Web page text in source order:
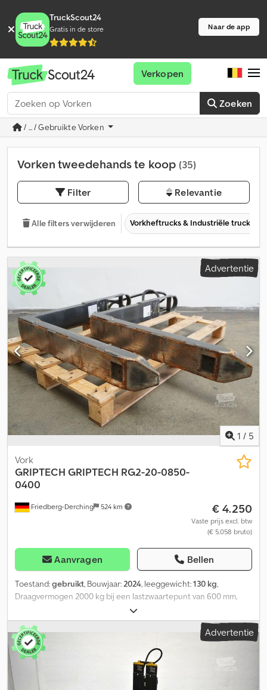
TruckScout24
Gratis in de store Naar de app
Zoeken
Verkopen
/ ... / Gebruikte Vorken
Vorken tweedehands te koop (35)
Filter Relevantie
Alle filters verwijderen Vorkheftrucks & Industriële trucks
Advertentie
1 / 5
Friedberg-Derching 524 km
Vork
GRIPTECH GRIPTECH RG2-20-0850-
0400
€ 4.250
Vaste prijs excl. btw
(€ 5.058 bruto)
Aanvragen Bellen
Toestand:gebruikt, Bouwjaar:2024, leeggewicht:130 kg,
Draagvermogen 2000 kg bij een lastzwaartepunt van 600 mm,
lengte vorken: 860 mm, ophanging: FEM2A, eigen zwaartepunt:
415 mm, gebruikte telescopische vorken GRIPTECH RG2-20 met
slangen, inclusief magnetische strip en beschermbeugel FEM II A,
basislengte 850 mm, uitschuiflengte 400 mm, totale lengte in
uitgeschoven toestand 1.200 mm, draagvermogen 2000 kg bij een
lastzwaartepunt van 600 mm, doorsnede 139 x 62 mm, vorklengte:
860, lastzwaartepunt: 600, eigen zwaartepunt: 415.
Advertentie